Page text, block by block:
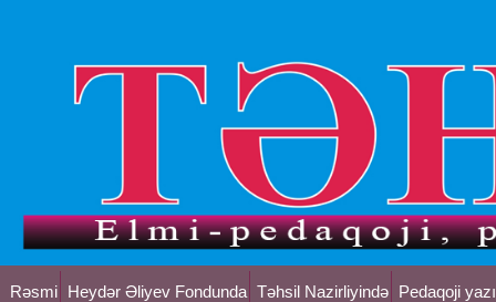
Rəsmi Heydər Əliyev Fondunda Təhsil Nazirliyində Pedaqoji